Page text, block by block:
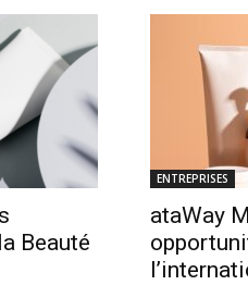
Beauté
ENTREPRISES
ataWay